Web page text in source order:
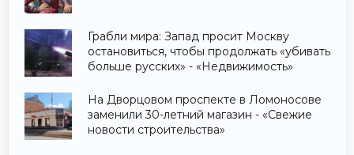
Грабли мира: Запад просит Москву
остановиться, чтобы продолжать «убивать
больше русских» - «Недвижимость»
На Дворцовом проспекте в Ломоносове
заменили 30-летний магазин - «Свежие
новости строительства»